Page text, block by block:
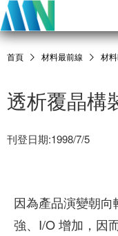
首頁 材料最前線 材
透析覆晶構
刊登日期:1998/7/5
因為產品演變朝
強、I/O 增加，因